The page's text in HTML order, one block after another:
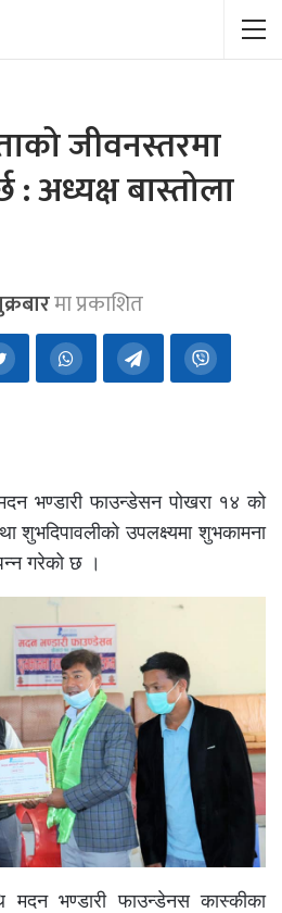
जीवनस्तरमा
: अध्यक्ष बास्तोला
मा प्रकाशित
भण्डारी फाउन्डेसन पोखरा १४ को
शुभदिपावलीको उपलक्ष्यमा शुभकामना
गरेको छ ।
मदन भण्डारी फाउन्डेनस कास्कीका